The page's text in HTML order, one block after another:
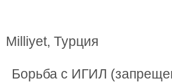
Milliyet, Турция
Борьба с ИГИЛ